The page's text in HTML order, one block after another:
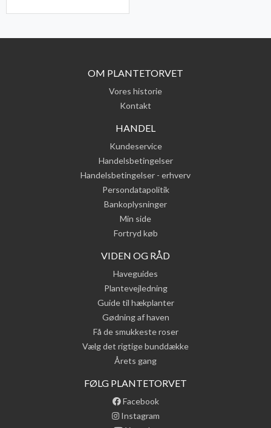
OM PLANTETORVET
Vores historie
Kontakt
HANDEL
Kundeservice
Handelsbetingelser
Handelsbetingelser - erhverv
Persondatapolitik
Bankoplysninger
Min side
Fortryd køb
VIDEN OG RÅD
Haveguides
Plantevejledning
Guide til hækplanter
Gødning af haven
Få de smukkeste roser
Vælg det rigtige bunddække
Årets gang
FØLG PLANTETORVET
Facebook
Instagram